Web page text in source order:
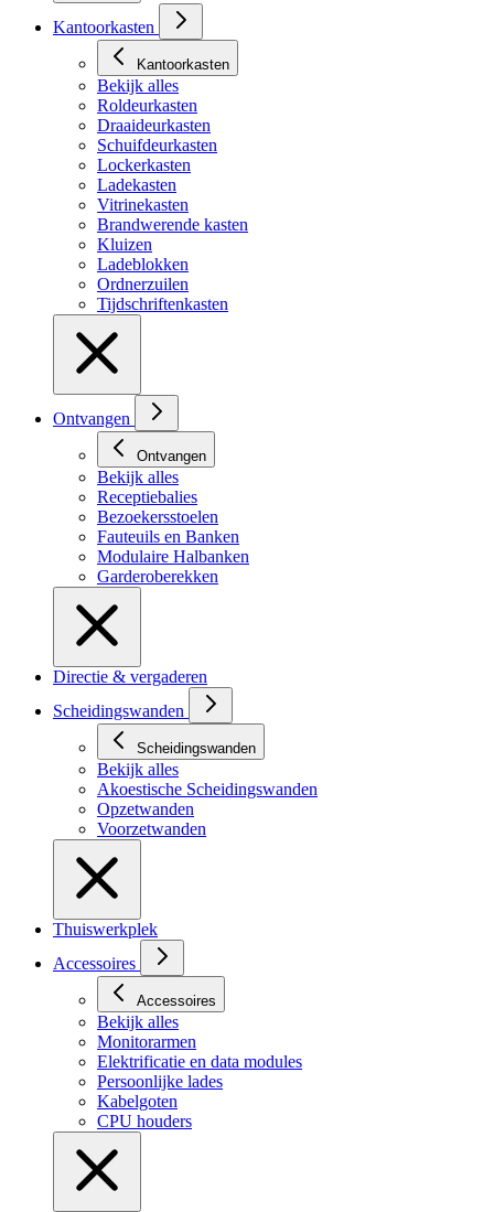
Kantoorkasten
Kantoorkasten
Bekijk alles
Roldeurkasten
Draaideurkasten
Schuifdeurkasten
Lockerkasten
Ladekasten
Vitrinekasten
Brandwerende kasten
Kluizen
Ladeblokken
Ordnerzuilen
Tijdschriftenkasten
Ontvangen
Ontvangen
Bekijk alles
Receptiebalies
Bezoekersstoelen
Fauteuils en Banken
Modulaire Halbanken
Garderoberekken
Directie & vergaderen
Scheidingswanden
Scheidingswanden
Bekijk alles
Akoestische Scheidingswanden
Opzetwanden
Voorzetwanden
Thuiswerkplek
Accessoires
Accessoires
Bekijk alles
Monitorarmen
Elektrificatie en data modules
Persoonlijke lades
Kabelgoten
CPU houders